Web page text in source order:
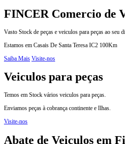
FINCER Comercio de
Vasto Stock de peças e veiculos para peças ao seu
Estamos em Casais De Santa Teresa IC2 100Km
Saiba Mais Visite-nos
Veiculos para peças
Temos em Stock vários veiculos para peças.
Enviamos peças à cobrança continente e Ilhas.
Visite-nos
Abate de Veiculos em